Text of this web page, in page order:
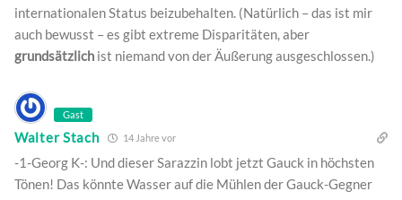
internationalen Status beizubehalten. (Natürlich – das ist mir
auch bewusst – es gibt extreme Disparitäten, aber
grundsätzlich ist niemand von der Äußerung ausgeschlossen.)
Gast
Walter Stach 14 Jahre vor
-1-Georg K-: Und dieser Sarazzin lobt jetzt Gauck in höchsten
Tönen! Das könnte Wasser auf die Mühlen der Gauck-Gegner